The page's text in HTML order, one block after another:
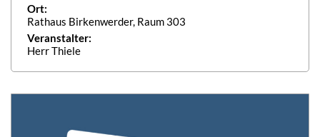
Ort:
Rathaus Birkenwerder, Raum 303
Veranstalter:
Herr Thiele